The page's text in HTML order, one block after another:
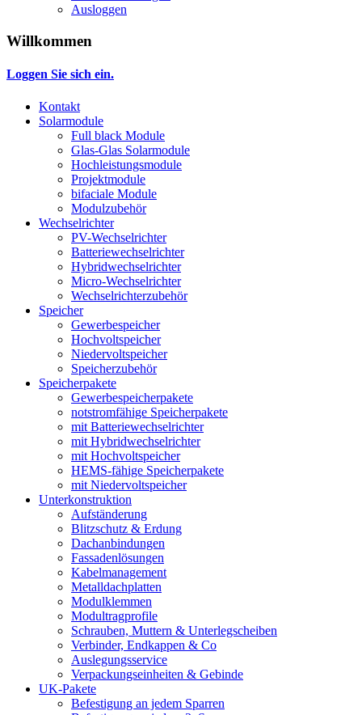
Ausloggen
Willkommen
Loggen Sie sich ein.
Kontakt
Solarmodule
Full black Module
Glas-Glas Solarmodule
Hochleistungsmodule
Projektmodule
bifaciale Module
Modulzubehör
Wechselrichter
PV-Wechselrichter
Batteriewechselrichter
Hybridwechselrichter
Micro-Wechselrichter
Wechselrichterzubehör
Speicher
Gewerbespeicher
Hochvoltspeicher
Niedervoltspeicher
Speicherzubehör
Speicherpakete
Gewerbespeicherpakete
notstromfähige Speicherpakete
mit Batteriewechselrichter
mit Hybridwechselrichter
mit Hochvoltspeicher
HEMS-fähige Speicherpakete
mit Niedervoltspeicher
Unterkonstruktion
Aufständerung
Blitzschutz & Erdung
Dachanbindungen
Fassadenlösungen
Kabelmanagement
Metalldachplatten
Modulklemmen
Modultragprofile
Schrauben, Muttern & Unterlegscheiben
Verbinder, Endkappen & Co
Auslegungsservice
Verpackungseinheiten & Gebinde
UK-Pakete
Befestigung an jedem Sparren